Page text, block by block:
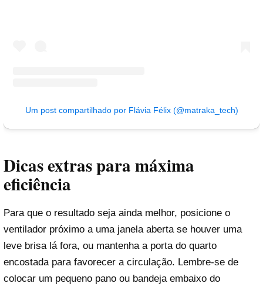
Um post compartilhado por Flávia Félix (@matraka_tech)
Dicas extras para máxima
eficiência
Para que o resultado seja ainda melhor, posicione o
ventilador próximo a uma janela aberta se houver uma
leve brisa lá fora, ou mantenha a porta do quarto
encostada para favorecer a circulação. Lembre-se de
colocar um pequeno pano ou bandeja embaixo do